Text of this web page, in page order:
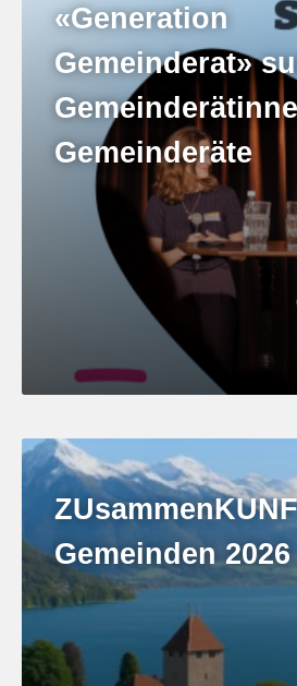
«Generation
Gemeinderat»
Gemeinderäte
Gemeinden 2026